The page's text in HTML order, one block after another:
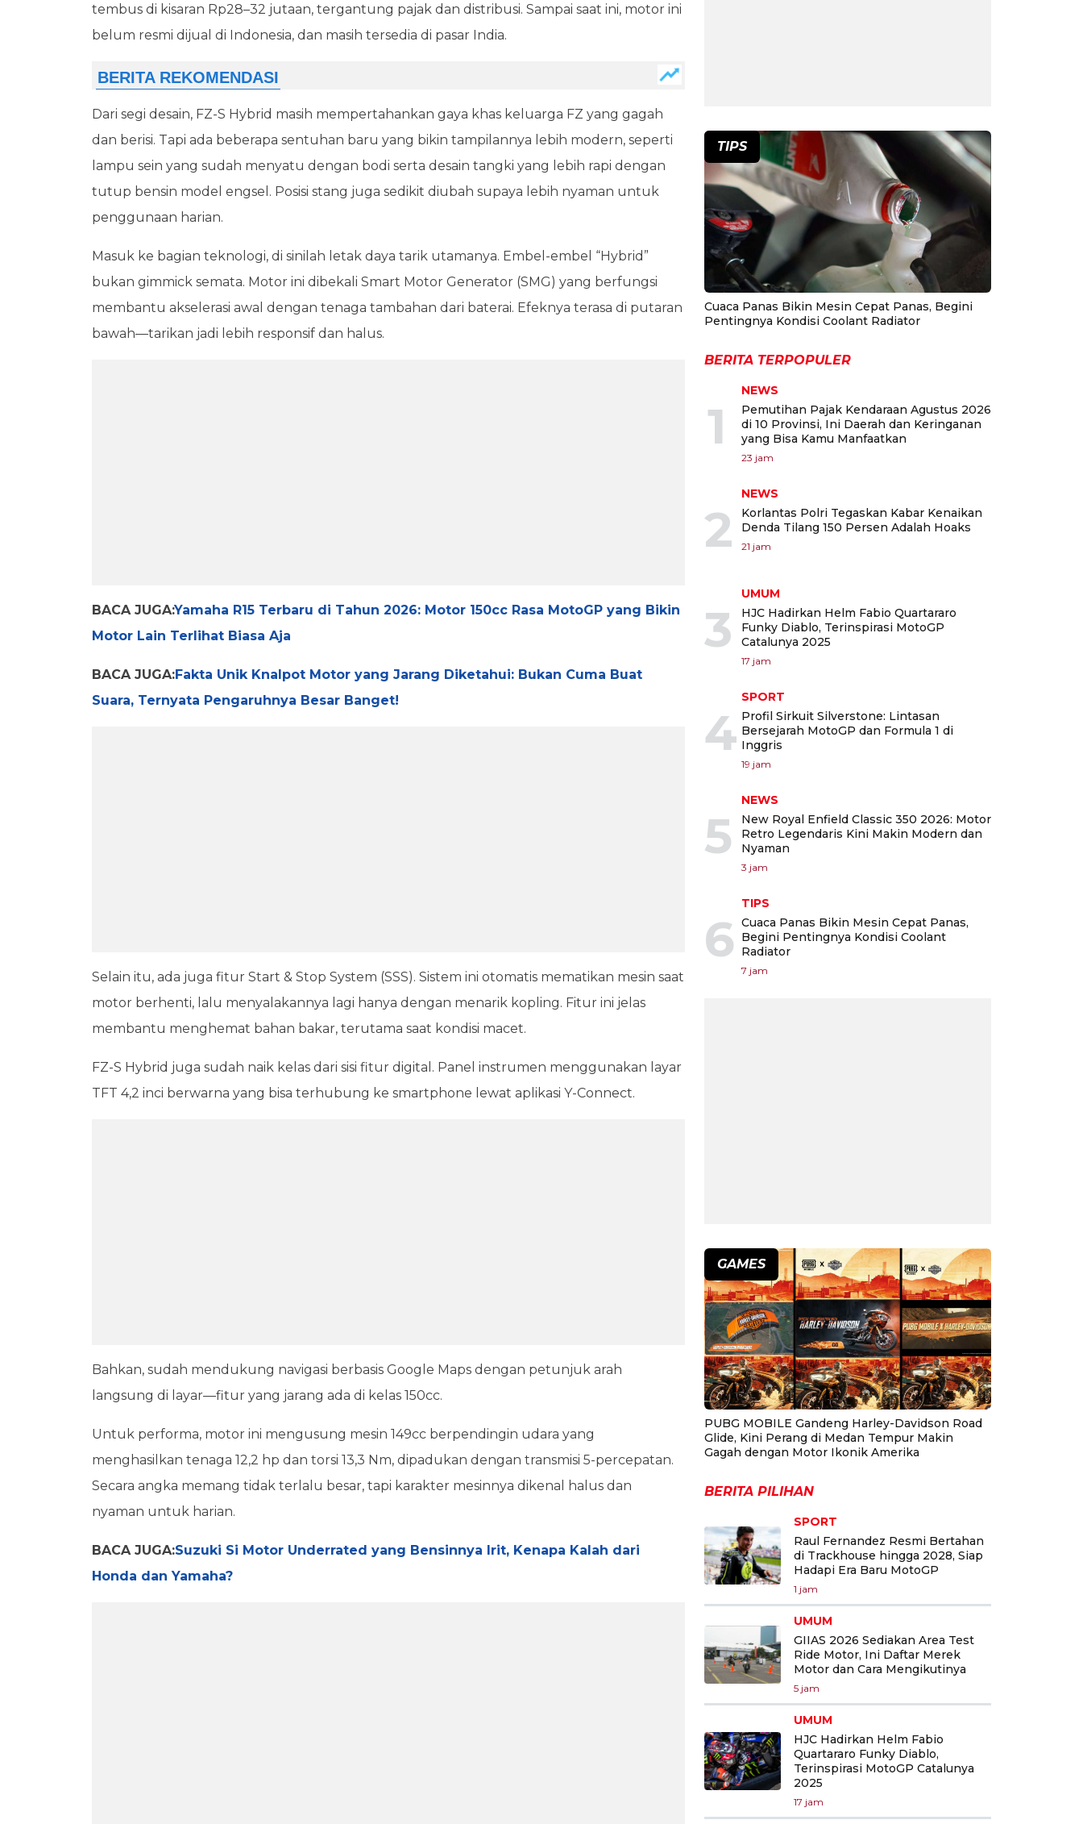
tembus di kisaran Rp28–32 jutaan, tergantung pajak dan distribusi. Sampai saat ini, motor ini
belum resmi dijual di Indonesia, dan masih tersedia di pasar India.
Dari segi desain, FZ-S Hybrid masih mempertahankan gaya khas keluarga FZ yang gagah
dan berisi. Tapi ada beberapa sentuhan baru yang bikin tampilannya lebih modern, seperti
lampu sein yang sudah menyatu dengan bodi serta desain tangki yang lebih rapi dengan
tutup bensin model engsel. Posisi stang juga sedikit diubah supaya lebih nyaman untuk
penggunaan harian.
Masuk ke bagian teknologi, di sinilah letak daya tarik utamanya. Embel-embel “Hybrid”
bukan gimmick semata. Motor ini dibekali Smart Motor Generator (SMG) yang berfungsi
membantu akselerasi awal dengan tenaga tambahan dari baterai. Efeknya terasa di putaran
bawah—tarikan jadi lebih responsif dan halus.
BACA JUGA:Yamaha R15 Terbaru di Tahun 2026: Motor 150cc Rasa MotoGP yang Bikin
Motor Lain Terlihat Biasa Aja
BACA JUGA:Fakta Unik Knalpot Motor yang Jarang Diketahui: Bukan Cuma Buat
Suara, Ternyata Pengaruhnya Besar Banget!
Selain itu, ada juga fitur Start & Stop System (SSS). Sistem ini otomatis mematikan mesin saat
motor berhenti, lalu menyalakannya lagi hanya dengan menarik kopling. Fitur ini jelas
membantu menghemat bahan bakar, terutama saat kondisi macet.
FZ-S Hybrid juga sudah naik kelas dari sisi fitur digital. Panel instrumen menggunakan layar
TFT 4,2 inci berwarna yang bisa terhubung ke smartphone lewat aplikasi Y-Connect.
Bahkan, sudah mendukung navigasi berbasis Google Maps dengan petunjuk arah
langsung di layar—fitur yang jarang ada di kelas 150cc.
Untuk performa, motor ini mengusung mesin 149cc berpendingin udara yang
menghasilkan tenaga 12,2 hp dan torsi 13,3 Nm, dipadukan dengan transmisi 5-percepatan.
Secara angka memang tidak terlalu besar, tapi karakter mesinnya dikenal halus dan
nyaman untuk harian.
BACA JUGA:Suzuki Si Motor Underrated yang Bensinnya Irit, Kenapa Kalah dari
Honda dan Yamaha?
TIPS
Cuaca Panas Bikin Mesin Cepat Panas, Begini
Pentingnya Kondisi Coolant Radiator
BERITA TERPOPULER
1
NEWS
Pemutihan Pajak Kendaraan Agustus 2026
di 10 Provinsi, Ini Daerah dan Keringanan
yang Bisa Kamu Manfaatkan
23 jam
2
NEWS
Korlantas Polri Tegaskan Kabar Kenaikan
Denda Tilang 150 Persen Adalah Hoaks
21 jam
3
UMUM
HJC Hadirkan Helm Fabio Quartararo
Funky Diablo, Terinspirasi MotoGP
Catalunya 2025
17 jam
4
SPORT
Profil Sirkuit Silverstone: Lintasan
Bersejarah MotoGP dan Formula 1 di
Inggris
19 jam
5
NEWS
New Royal Enfield Classic 350 2026: Motor
Retro Legendaris Kini Makin Modern dan
Nyaman
3 jam
6
TIPS
Cuaca Panas Bikin Mesin Cepat Panas,
Begini Pentingnya Kondisi Coolant
Radiator
7 jam
GAMES
PUBG MOBILE Gandeng Harley-Davidson Road
Glide, Kini Perang di Medan Tempur Makin
Gagah dengan Motor Ikonik Amerika
BERITA PILIHAN
SPORT
Raul Fernandez Resmi Bertahan
di Trackhouse hingga 2028, Siap
Hadapi Era Baru MotoGP
1 jam
UMUM
GIIAS 2026 Sediakan Area Test
Ride Motor, Ini Daftar Merek
Motor dan Cara Mengikutinya
5 jam
UMUM
HJC Hadirkan Helm Fabio
Quartararo Funky Diablo,
Terinspirasi MotoGP Catalunya
2025
17 jam